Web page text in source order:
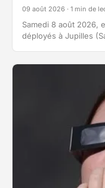
09 août 2026 · 1 min de
Samedi 8 août 2026,
déployés à Jupilles